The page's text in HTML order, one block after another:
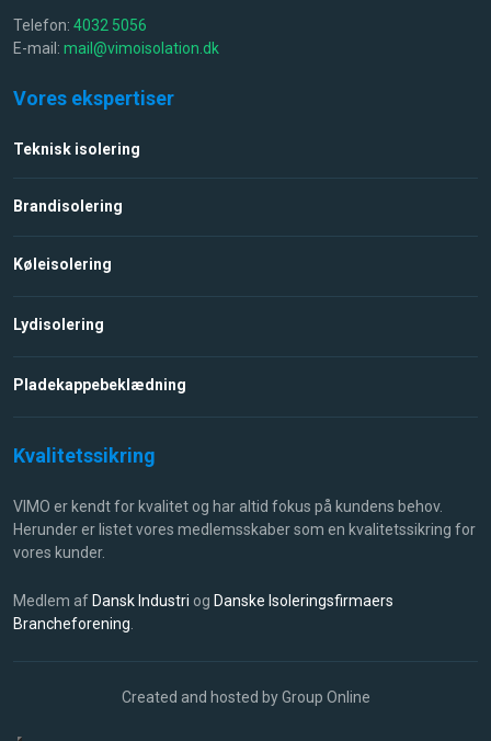
Telefon: 4032 5056
E-mail: mail@vimoisolation.dk
Vores ekspertiser
Teknisk isolering
Brandisolering​
Køleisolering​
Lydisolering
Pladekappebeklædning
Kvalitetssikring​​
VIMO er kendt for kvalitet og har altid fokus på kundens behov.
Herunder er listet vores medlemsskaber som en kvalitetssikring for
vores kunder.
Medlem af Dansk Industri ​ og Danske Isoleringsfirmaers
Brancheforening
Created and hosted by Group Online